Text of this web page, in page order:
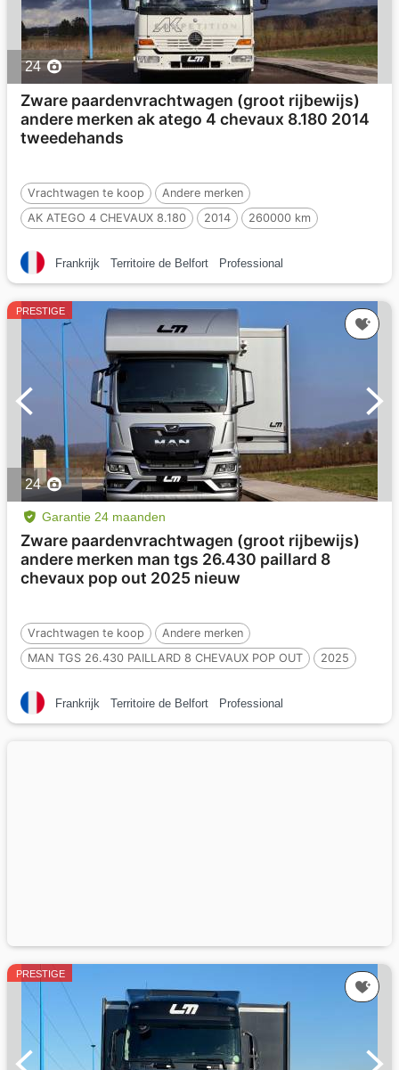
24
Zware paardenvrachtwagen (groot rijbewijs)
andere merken ak atego 4 chevaux 8.180 2014
tweedehands
Vrachtwagen te koop
Andere merken
AK ATEGO 4 CHEVAUX 8.180
2014
260000 km
Frankrijk
Territoire de Belfort Professional
PRESTIGE
24
Garantie 24 maanden
Zware paardenvrachtwagen (groot rijbewijs)
andere merken man tgs 26.430 paillard 8
chevaux pop out 2025 nieuw
Vrachtwagen te koop
Andere merken
MAN TGS 26.430 PAILLARD 8 CHEVAUX POP OUT
2025
Frankrijk
Territoire de Belfort Professional
PRESTIGE